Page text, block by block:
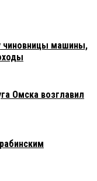
чиновницы машины,
Омска возглавил